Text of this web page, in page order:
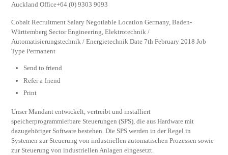
Auckland Office+64 (0) 9303 9093
Cobalt Recruitment Salary Negotiable Location Germany, Baden-
Württemberg Sector Engineering, Elektrotechnik /
Automatisierungstechnik / Energietechnik Date 7th February 2018 Job
Type Permanent
Send to friend
Refer a friend
Print
Unser Mandant entwickelt, vertreibt und installiert
speicherprogrammierbare Steuerungen (SPS), die aus Hardware mit
dazugehöriger Software bestehen. Die SPS werden in der Regel in
Systemen zur Steuerung von industriellen automatischen Prozessen sowie
zur Steuerung von industriellen Anlagen eingesetzt.